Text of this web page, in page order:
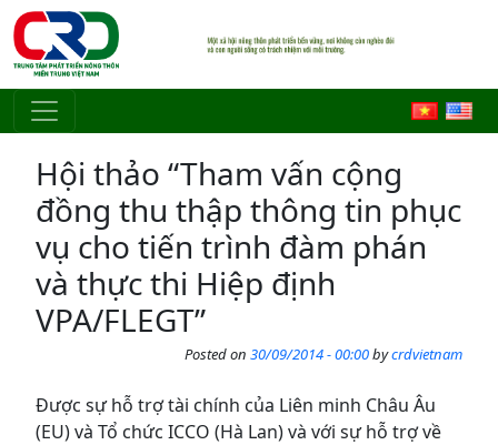
Skip to main content
Hội thảo “Tham vấn cộng
đồng thu thập thông tin phục
vụ cho tiến trình đàm phán
và thực thi Hiệp định
VPA/FLEGT”
Posted on 30/09/2014 - 00:00bycrdvietnam
Được sự hỗ trợ tài chính của Liên minh Châu Âu
(EU) và Tổ chức ICCO (Hà Lan) và với sự hỗ trợ về